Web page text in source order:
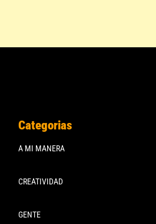
Categorias
A MI MANERA
CREATIVIDAD
GENTE